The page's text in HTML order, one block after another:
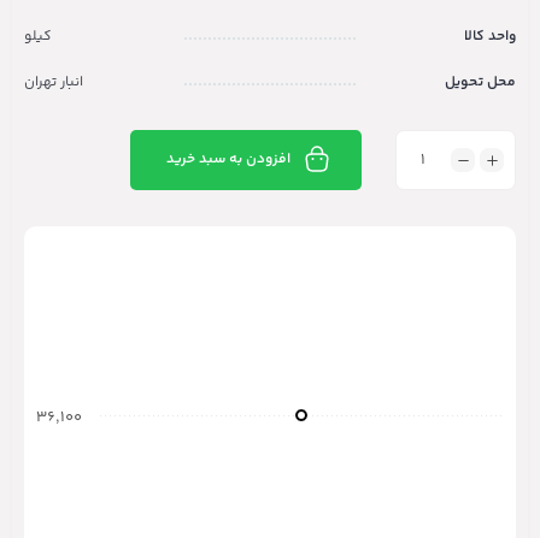
واحد کالا
کیلو
محل تحویل
انبار تهران
افزودن به سبد خرید
۳۶,۱۰۰